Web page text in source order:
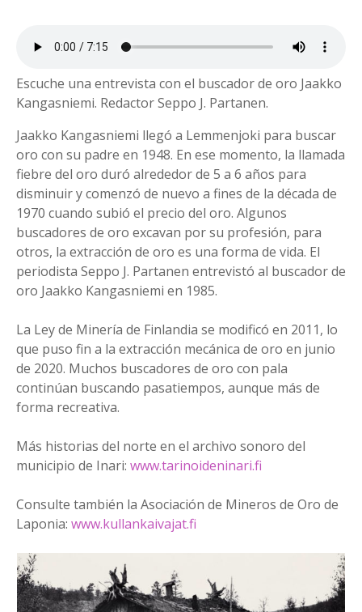
Escuche una entrevista con el buscador de oro Jaakko
Kangasniemi. Redactor Seppo J. Partanen.
Jaakko Kangasniemi llegó a Lemmenjoki para buscar
oro con su padre en 1948. En ese momento, la llamada
fiebre del oro duró alrededor de 5 a 6 años para
disminuir y comenzó de nuevo a fines de la década de
1970 cuando subió el precio del oro. Algunos
buscadores de oro excavan por su profesión, para
otros, la extracción de oro es una forma de vida. El
periodista Seppo J. Partanen entrevistó al buscador de
oro Jaakko Kangasniemi en 1985.
La Ley de Minería de Finlandia se modificó en 2011, lo
que puso fin a la extracción mecánica de oro en junio
de 2020. Muchos buscadores de oro con pala
continúan buscando pasatiempos, aunque más de
forma recreativa.
Más historias del norte en el archivo sonoro del
municipio de Inari: www.tarinoideninari.fi
Consulte también la Asociación de Mineros de Oro de
Laponia: www.kullankaivajat.fi